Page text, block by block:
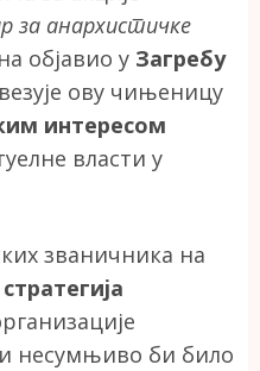
за анархистичке
објавио у Загребу
ову чињеницу
интересом
власти у
званичника на
стратегија
несумњиво би било